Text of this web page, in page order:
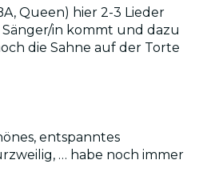
Queen) hier 2-3 Lieder
in kommt und dazu
die Sahne auf der Torte
entspanntes
… habe noch immer